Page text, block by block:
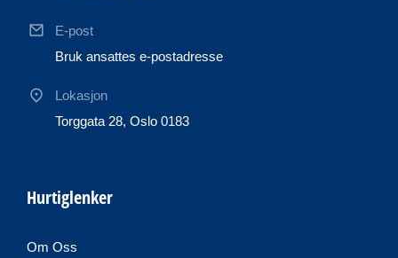
E-post
Bruk ansattes e-postadresse
Lokasjon
Torggata 28, Oslo 0183
Hurtiglenker
Om Oss